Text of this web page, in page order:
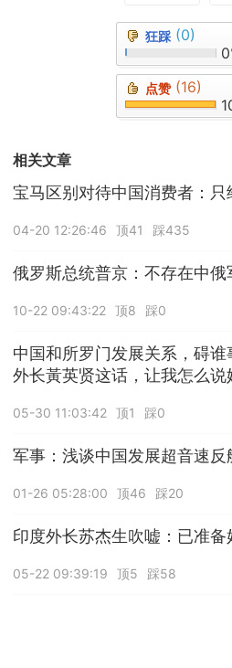
狂踩 (0)
点赞 (16)
相关文章
宝马区别对待中国消费者：
04-20 12:26:46 顶41 踩435
俄罗斯总统普京：不存在中俄
10-22 09:43:22 顶8 踩0
中国和所罗门发展关系，碍
外长黃英贤这话，让我怎么说
05-30 11:03:42 顶1 踩0
军事：浅谈中国发展超音速
01-26 05:28:00 顶46 踩20
印度外长苏杰生吹嘘：已准
05-22 09:39:19 顶5 踩58